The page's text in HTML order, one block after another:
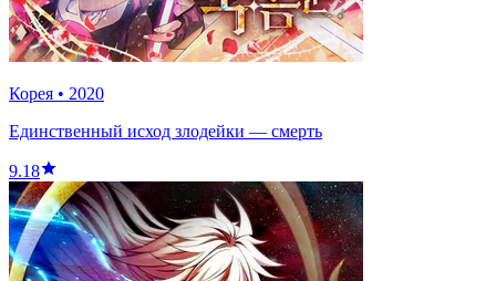
Корея • 2020
Единственный исход злодейки — смерть
9.18